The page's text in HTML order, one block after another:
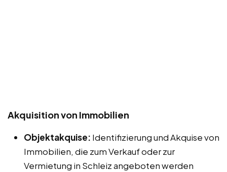
Akquisition von Immobilien
Objektakquise: Identifizierung und Akquise von
Immobilien, die zum Verkauf oder zur
Vermietung in Schleiz angeboten werden